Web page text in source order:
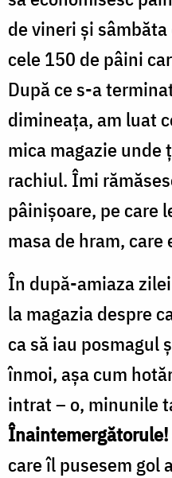
de vineri şi
cele 150 de pâini
După ce s-a
dimineaţa, am luat
mica magazie unde
rachiul. Îmi
pâinişoare, pe care
masa de hram, care
În după-amiaza
la magazia despre
ca să iau posmagul
înmoi, aşa cum
intrat – o, minunile
Înaintemergătorule!
care îl pusesem gol